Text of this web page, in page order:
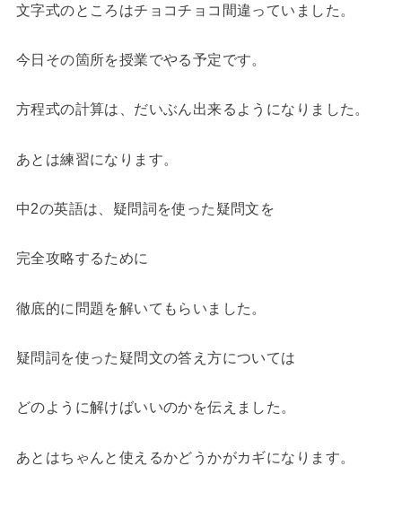
文字式のところはチョコチョコ間違っていました。
今日その箇所を授業でやる予定です。
方程式の計算は、だいぶん出来るようになりました。
あとは練習になります。
中2の英語は、疑問詞を使った疑問文を
完全攻略するために
徹底的に問題を解いてもらいました。
疑問詞を使った疑問文の答え方については
どのように解けばいいのかを伝えました。
あとはちゃんと使えるかどうかがカギになります。